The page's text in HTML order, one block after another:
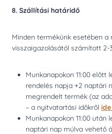
8. Szállítási határidő
Minden termékünk esetében a
visszaigazolásától számított 2-
Munkanapokon 11:00
rendelés napja +2 naptári
megrendelt termék (az
– a nyitvatartási időkről
Munkanapokon 11:00 után
naptári nap múlva vehető